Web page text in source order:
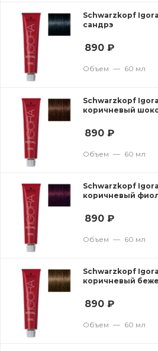
Schwarzkopf
сандрэ
890 ₽
Объем — 60 мл
Schwarzkopf
коричневый
890 ₽
Объем — 60 мл
Schwarzkopf
коричневый
890 ₽
Объем — 60 мл
Schwarzkopf
коричневый
890 ₽
Объем — 60 мл